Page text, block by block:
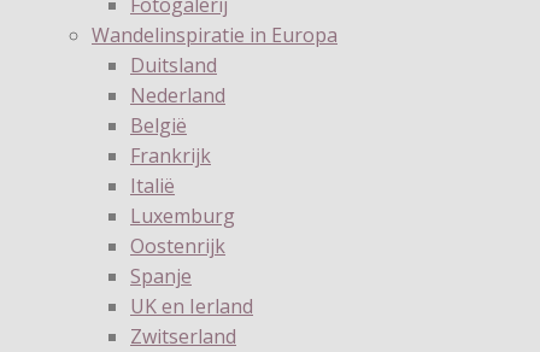
Wandelinspiratie in Europa
Duitsland
Nederland
België
Frankrijk
Italië
Luxemburg
Oostenrijk
Spanje
UK en Ierland
Zwitserland